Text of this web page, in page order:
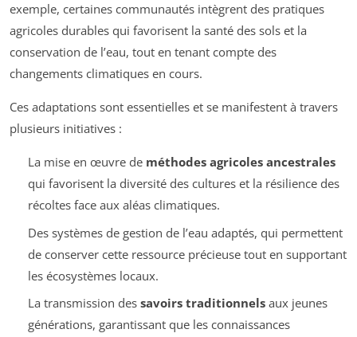
exemple, certaines communautés intègrent des pratiques
agricoles durables qui favorisent la santé des sols et la
conservation de l’eau, tout en tenant compte des
changements climatiques en cours.
Ces adaptations sont essentielles et se manifestent à travers
plusieurs initiatives :
La mise en œuvre de méthodes agricoles ancestrales
qui favorisent la diversité des cultures et la résilience des
récoltes face aux aléas climatiques.
Des systèmes de gestion de l’eau adaptés, qui permettent
de conserver cette ressource précieuse tout en supportant
les écosystèmes locaux.
La transmission des savoirs traditionnelsaux jeunes
générations, garantissant que les connaissances